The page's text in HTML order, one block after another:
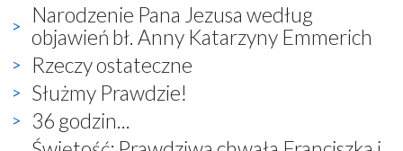
Narodzenie Pana Jezusa według
objawień bł. Anny Katarzyny Emmerich
Rzeczy ostateczne
Służmy Prawdzie!
36 godzin...